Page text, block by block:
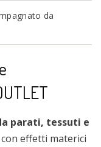
da
parati, tessuti e
con effetti materici